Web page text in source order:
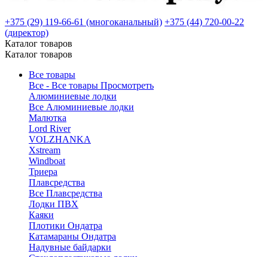
+375 (29) 119-66-61 (многоканальный) +375 (44) 720-00-22
(директор)
Каталог товаров
Каталог товаров
Все товары
Все - Все товары Просмотреть
Алюминиевые лодки
Все Алюминиевые лодки
Малютка
Lord River
VOLZHANKA
Xstream
Windboat
Триера
Плавсредства
Все Плавсредства
Лодки ПВХ
Каяки
Плотики Ондатра
Катамараны Ондатра
Надувные байдарки